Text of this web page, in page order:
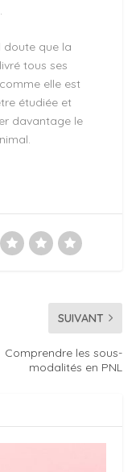
doute que la
tous ses
elle est
étudiée et
davantage le
SUIVANT
Comprendre les sous-
modalités en PNL